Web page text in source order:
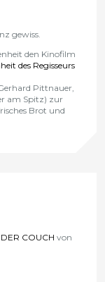
gewiss.
den Kinofilm
des Regisseurs
Pittnauer,
am Spitz) zur
Brot und
COUCH von